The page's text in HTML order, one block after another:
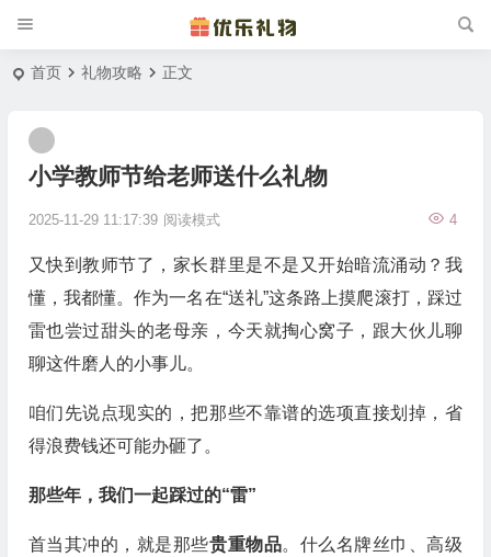
首页 礼物攻略 正文
小学教师节给老师送什么礼物
2025-11-29 11:17:39 4
阅读模式
又快到教师节了，家长群里是不是又开始暗流涌动？我
懂，我都懂。作为一名在“送礼”这条路上摸爬滚打，踩过
雷也尝过甜头的老母亲，今天就掏心窝子，跟大伙儿聊
聊这件磨人的小事儿。
咱们先说点现实的，把那些不靠谱的选项直接划掉，省
得浪费钱还可能办砸了。
那些年，我们一起踩过的“雷”
首当其冲的，就是那些贵重物品。什么名牌丝巾、高级